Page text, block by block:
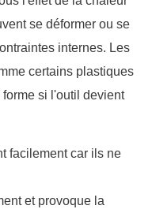
se déformer ou se
internes. Les
certains plastiques
si l'outil devient
facilement car ils ne
et provoque la